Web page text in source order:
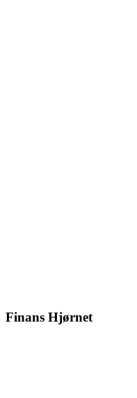
Finans Hjørnet